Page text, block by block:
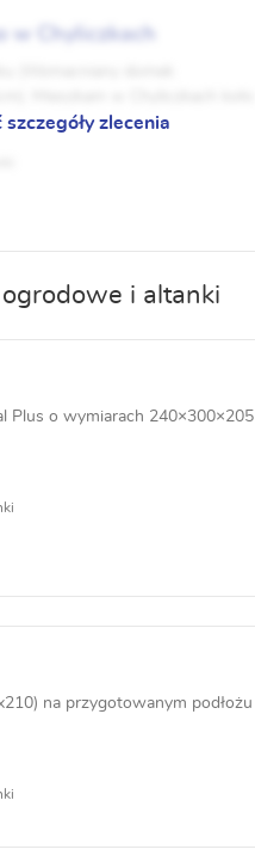
w Chyliczkach
szczegóły zlecenia
i altanki
Plus o wymiarach 240×300×205
na przygotowanym podłożu